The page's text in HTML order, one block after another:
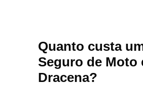
Quanto custa
Seguro de Moto
Dracena?